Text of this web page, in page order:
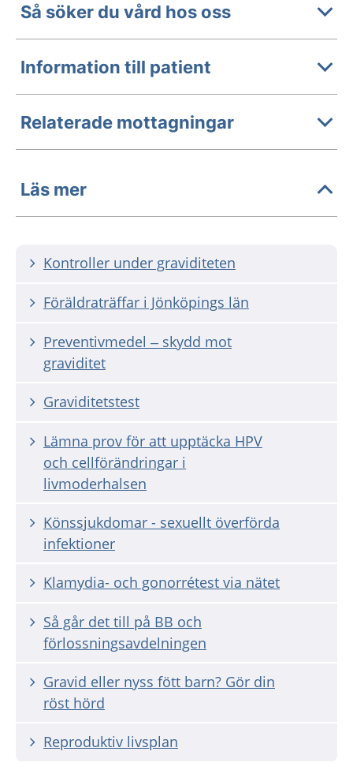
Så söker du vård hos oss
Information till patient
Relaterade mottagningar
Läs mer
Kontroller under graviditeten
Föräldraträffar i Jönköpings län
Preventivmedel – skydd mot
graviditet
Graviditetstest
Lämna prov för att upptäcka HPV
och cellförändringar i
livmoderhalsen
Könssjukdomar - sexuellt överförda
infektioner
Klamydia- och gonorrétest via nätet
Så går det till på BB och
förlossningsavdelningen
Gravid eller nyss fött barn? Gör din
röst hörd
Reproduktiv livsplan